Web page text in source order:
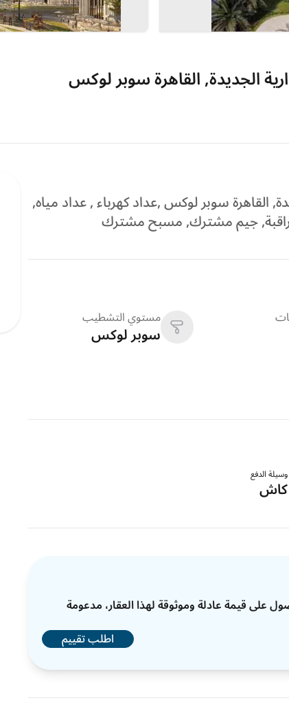
الجديدة, القاهرة سوبر لوكس
القاهرة سوبر لوكس ,عداد كهرباء , عداد مياه,
جيم مشترك, مسبح مشترك
مستوي التشطيب
سوبر لوكس
وسيلة الدفع
كاش
على قيمة عادلة وموثوقة لهذا العقار، مدعومة
اطلب تقييم